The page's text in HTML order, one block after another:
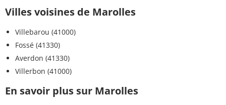
Villes voisines de Marolles
Villebarou (41000)
Fossé (41330)
Averdon (41330)
Villerbon (41000)
En savoir plus sur Marolles